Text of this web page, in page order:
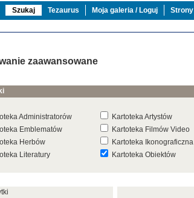
Szukaj Tezaurus Moja galeria / Loguj Strony
zaawansowane
Administratorów Kartoteka Artystów
Emblematów
Kartoteka Filmów Video
Herbów
Kartoteka Ikonograficzna
Literatury
Kartoteka Obiektów
Warsztatów